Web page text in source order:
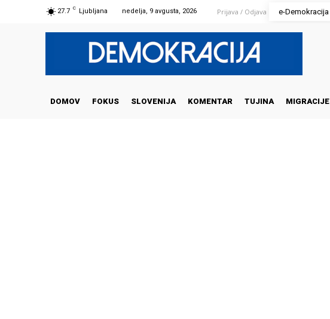
27.7 C Ljubljana nedelja, 9 avgusta, 2026 Prijava / Odjava e-Demokracija
DOMOV FOKUS SLOVENIJA KOMENTAR TUJINA MIGRACIJE